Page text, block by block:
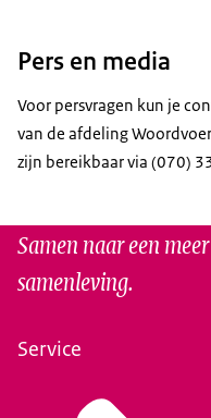
Pers en media
Voor persvragen kun je
van de afdeling
zijn bereikbaar via (070)
Samen naar een
samenleving.
Service